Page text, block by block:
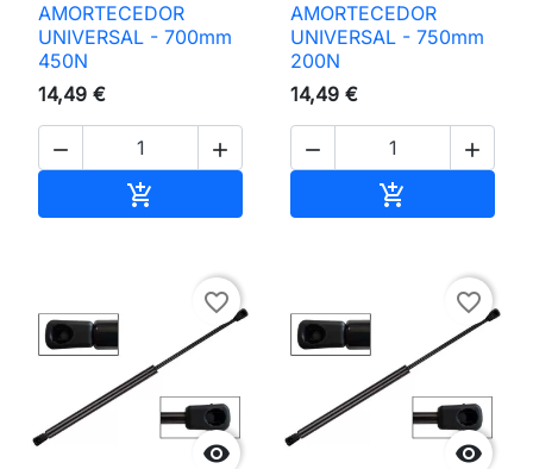
AMORTECEDOR
UNIVERSAL - 700mm
450N
14,49 €
 

AMORTECEDOR
UNIVERSAL - 750mm
200N
14,49 €
 


favorite_border

favorite_border